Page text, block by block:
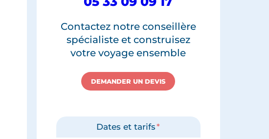
Contactez notre conseillère
spécialiste et construisez
votre voyage ensemble
DEMANDER UN DEVIS
Dates et tarifs*